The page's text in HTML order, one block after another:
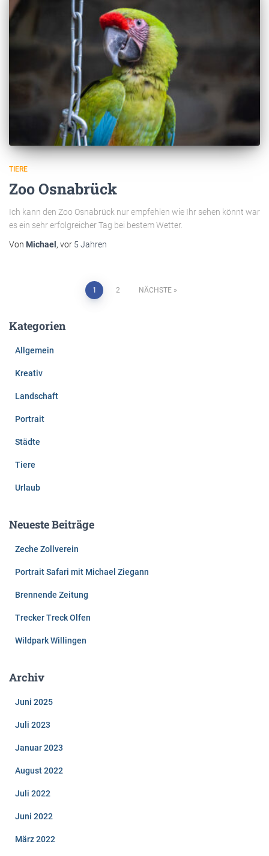
TIERE
Zoo Osnabrück
Ich kann den Zoo Osnabrück nur empfehlen wie Ihr sehen könnt war
es ein sehr erfolgreicher Tag bei bestem Wetter.
Von Michael, vor 5 Jahren
Seitennummerierung
der
Beiträge
1 2 NÄCHSTE
Kategorien
Allgemein
Kreativ
Landschaft
Portrait
Städte
Tiere
Urlaub
Neueste Beiträge
Zeche Zollverein
Portrait Safari mit Michael Ziegann
Brennende Zeitung
Trecker Treck Olfen
Wildpark Willingen
Archiv
Juni 2025
Juli 2023
Januar 2023
August 2022
Juli 2022
Juni 2022
März 2022